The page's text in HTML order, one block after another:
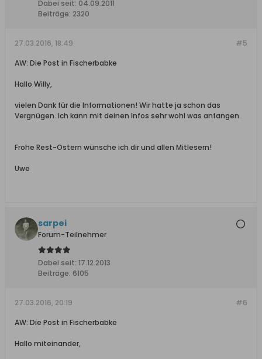
Dabei seit: 04.09.2011
Beiträge: 2320
#5
27.03.2016, 18:49
AW: Die Post in Fischerbabke
Hallo Willy,
vielen Dank für die Informationen! Wir hatte ja schon das
Vergnügen. Ich kann mit deinen Infos sehr wohl was anfangen.
Frohe Rest-Ostern wünsche ich dir und allen Mitlesern!
Uwe
sarpei
Forum-Teilnehmer
Dabei seit: 17.12.2013
Beiträge: 6105
#6
27.03.2016, 20:19
AW: Die Post in Fischerbabke
Hallo miteinander,